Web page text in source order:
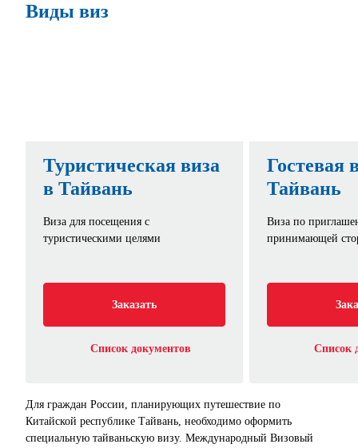
Виды виз
Туристическая виза
в Тайвань
Виза для посещения с
туристическими целями
Заказать
Список документов
Гостевая
Тайвань
Виза по
принимающей
Список
Для граждан России, планирующих путешествие по
Китайской республике Тайвань, необходимо оформить
специальную тайваньскую визу. Международный Визовый